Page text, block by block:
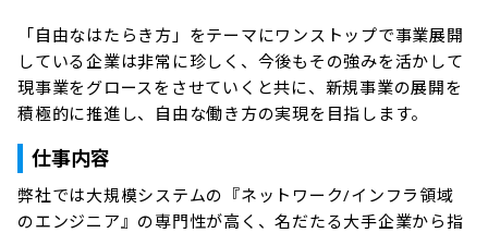
「自由なはたらき方」をテーマにワンストップで事業展開
している企業は非常に珍しく、今後もその強みを活かして
現事業をグロースをさせていくと共に、新規事業の展開を
積極的に推進し、自由な働き方の実現を目指します。
仕事内容
弊社では大規模システムの『ネットワーク/インフラ領域
のエンジニア』の専門性が高く、名だたる大手企業から指